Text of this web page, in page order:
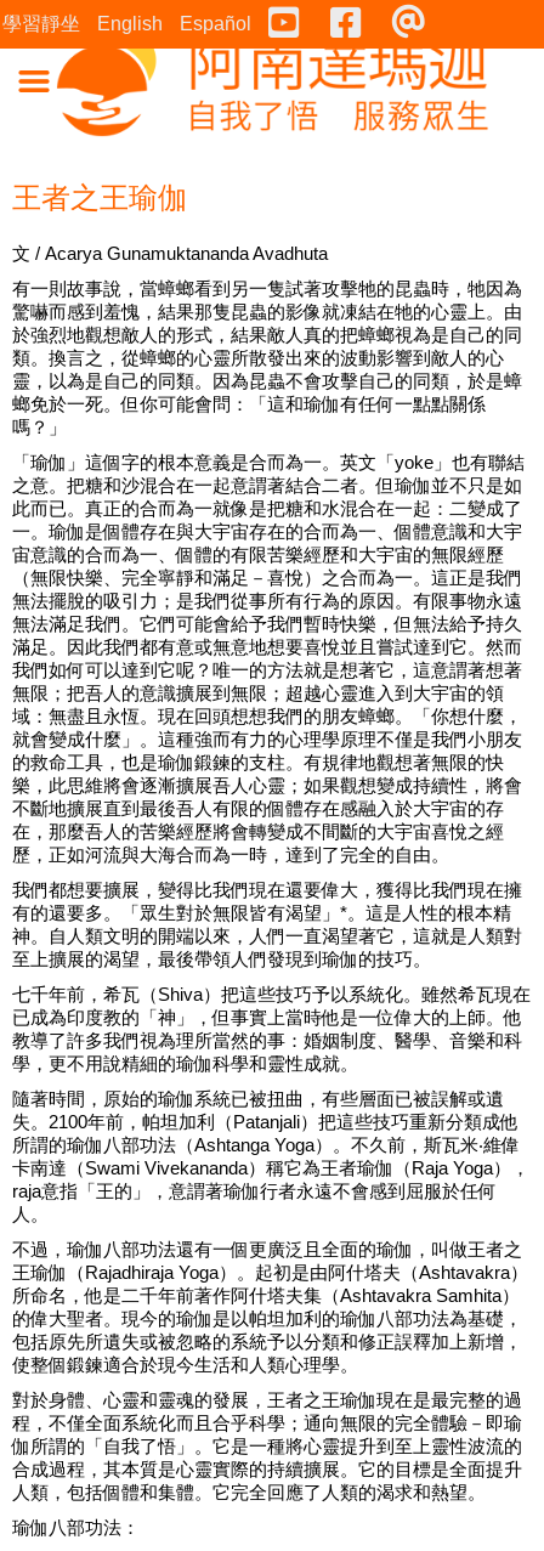
學習靜坐 English Español Youtube Facebook
王者之王瑜伽
文 / Acarya Gunamuktananda Avadhuta
有一則故事說，當蟑螂看到另一隻試著攻擊牠的昆蟲時，牠因為
驚嚇而感到羞愧，結果那隻昆蟲的影像就凍結在牠的心靈上。由
於強烈地觀想敵人的形式，結果敵人真的把蟑螂視為是自己的同
類。換言之，從蟑螂的心靈所散發出來的波動影響到敵人的心
靈，以為是自己的同類。因為昆蟲不會攻擊自己的同類，於是蟑
螂免於一死。但你可能會問：「這和瑜伽有任何一點點關係
嗎？」
「瑜伽」這個字的根本意義是合而為一。英文「yoke」也有聯結
之意。把糖和沙混合在一起意謂著結合二者。但瑜伽並不只是如
此而已。真正的合而為一就像是把糖和水混合在一起：二變成了
一。瑜伽是個體存在與大宇宙存在的合而為一、個體意識和大宇
宙意識的合而為一、個體的有限苦樂經歷和大宇宙的無限經歷
（無限快樂、完全寧靜和滿足－喜悅）之合而為一。這正是我們
無法擺脫的吸引力；是我們從事所有行為的原因。有限事物永遠
無法滿足我們。它們可能會給予我們暫時快樂，但無法給予持久
滿足。因此我們都有意或無意地想要喜悅並且嘗試達到它。然而
我們如何可以達到它呢？唯一的方法就是想著它，這意謂著想著
無限；把吾人的意識擴展到無限；超越心靈進入到大宇宙的領
域：無盡且永恆。現在回頭想想我們的朋友蟑螂。「你想什麼，
就會變成什麼」。這種強而有力的心理學原理不僅是我們小朋友
的救命工具，也是瑜伽鍛鍊的支柱。有規律地觀想著無限的快
樂，此思維將會逐漸擴展吾人心靈；如果觀想變成持續性，將會
不斷地擴展直到最後吾人有限的個體存在感融入於大宇宙的存
在，那麼吾人的苦樂經歷將會轉變成不間斷的大宇宙喜悅之經
歷，正如河流與大海合而為一時，達到了完全的自由。
我們都想要擴展，變得比我們現在還要偉大，獲得比我們現在擁
有的還要多。「眾生對於無限皆有渴望」*。這是人性的根本精
神。自人類文明的開端以來，人們一直渴望著它，這就是人類對
至上擴展的渴望，最後帶領人們發現到瑜伽的技巧。
七千年前，希瓦（Shiva）把這些技巧予以系統化。雖然希瓦現在
已成為印度教的「神」，但事實上當時他是一位偉大的上師。他
教導了許多我們視為理所當然的事：婚姻制度、醫學、音樂和科
學，更不用說精細的瑜伽科學和靈性成就。
隨著時間，原始的瑜伽系統已被扭曲，有些層面已被誤解或遺
失。2100年前，帕坦加利（Patanjali）把這些技巧重新分類成他
所謂的瑜伽八部功法（Ashtanga Yoga）。不久前，斯瓦米‧維偉
卡南達（Swami Vivekananda）稱它為王者瑜伽（Raja Yoga），
raja意指「王的」，意謂著瑜伽行者永遠不會感到屈服於任何
人。
不過，瑜伽八部功法還有一個更廣泛且全面的瑜伽，叫做王者之
王瑜伽（Rajadhiraja Yoga）。起初是由阿什塔夫（Ashtavakra）
所命名，他是二千年前著作阿什塔夫集（Ashtavakra Samhita）
的偉大聖者。現今的瑜伽是以帕坦加利的瑜伽八部功法為基礎，
包括原先所遺失或被忽略的系統予以分類和修正誤釋加上新增，
使整個鍛鍊適合於現今生活和人類心理學。
對於身體、心靈和靈魂的發展，王者之王瑜伽現在是最完整的過
程，不僅全面系統化而且合乎科學；通向無限的完全體驗－即瑜
伽所謂的「自我了悟」。它是一種將心靈提升到至上靈性波流的
合成過程，其本質是心靈實際的持續擴展。它的目標是全面提升
人類，包括個體和集體。它完全回應了人類的渴求和熱望。
瑜伽八部功法：